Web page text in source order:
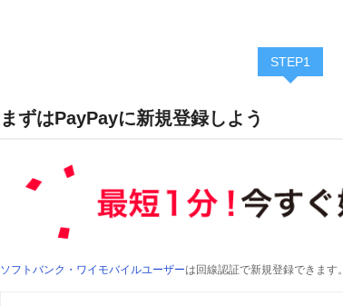
まずはPayPayに新規登録しよう
ソフトバンク・ワイモバイルユーザーは回線認証で新規登録できます。